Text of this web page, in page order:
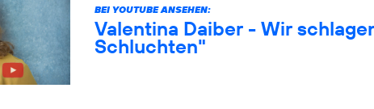
BEI YOUTUBE ANSEHEN:
Valentina Daiber - Wir
Schluchten"